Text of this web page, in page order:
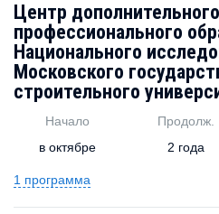
Центр дополнительного
профессионального
Национального
Московского
строительного
Начало
в октябре
Продолж.
2 года
1 программа